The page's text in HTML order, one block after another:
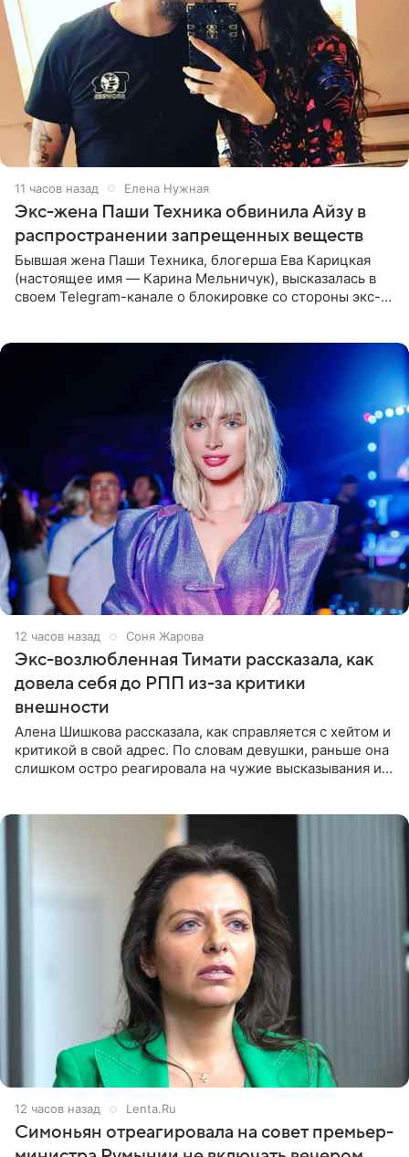
11 часов назад Елена Нужная
Экс-жена Паши Техника обвинила Айзу в
распространении запрещенных веществ
Бывшая жена Паши Техника, блогерша Ева Карицкая
(настоящее имя — Карина Мельничук), высказалась в
своем Telegram-канале о блокировке со стороны экс-
12 часов назад Соня Жарова
Экс-возлюбленная Тимати рассказала, как
довела себя до РПП из-за критики
внешности
Алена Шишкова рассказала, как справляется с хейтом и
критикой в свой адрес. По словам девушки, раньше она
слишком остро реагировала на чужие высказывания и
12 часов назад Lenta.Ru
Симоньян отреагировала на совет премьер-